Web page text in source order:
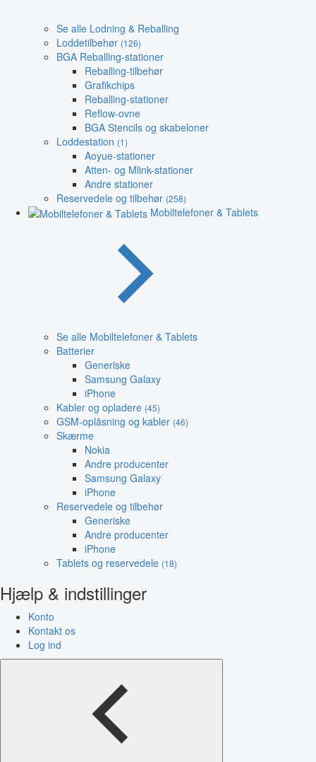
Se alle Lodning & Reballing
Loddetilbehør (126)
BGA Reballing-stationer
Reballing-tilbehør
Grafikchips
Reballing-stationer
Reflow-ovne
BGA Stencils og skabeloner
Loddestation (1)
Aoyue-stationer
Atten- og Mlink-stationer
Andre stationer
Reservedele og tilbehør (258)
Mobiltelefoner & Tablets
Se alle Mobiltelefoner & Tablets
Batterier
Generiske
Samsung Galaxy
iPhone
Kabler og opladere (45)
GSM-oplåsning og kabler (46)
Skærme
Nokia
Andre producenter
Samsung Galaxy
iPhone
Reservedele og tilbehør
Generiske
Andre producenter
iPhone
Tablets og reservedele (18)
Hjælp & indstillinger
Konto
Kontakt os
Log ind